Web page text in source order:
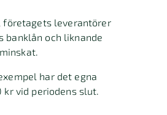
företagets leverantörer
och liknande
har det egna
kr vid periodens slut.